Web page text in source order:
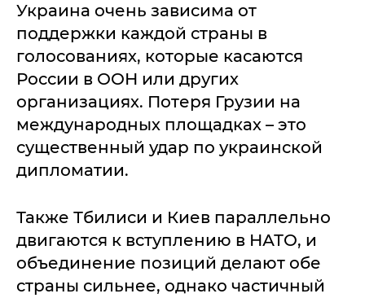
Украина очень зависима от
поддержки каждой страны в
голосованиях, которые касаются
России в ООН или других
организациях. Потеря Грузии на
международных площадках – это
существенный удар по украинской
дипломатии.
Также Тбилиси и Киев параллельно
двигаются к вступлению в НАТО, и
объединение позиций делают обе
страны сильнее, однако частичный